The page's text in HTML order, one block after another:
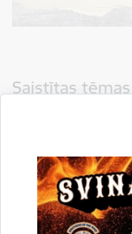
Saistītas tēmas
Drukāt lapu
Dalīties